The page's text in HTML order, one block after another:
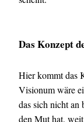
Das Konzept
Hier kommt das
Visionum wäre
das sich nicht an
den Mut hat,